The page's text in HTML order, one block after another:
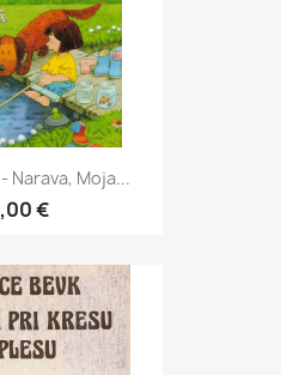
Narava, Moja...
€